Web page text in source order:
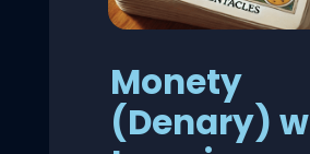
Monety
(Denary) w